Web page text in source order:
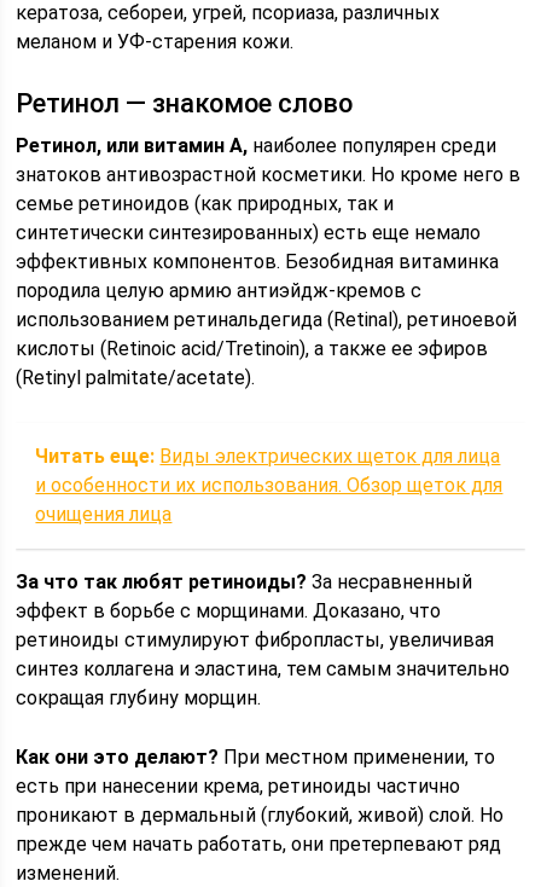
кератоза, себореи, угрей, псориаза, различных
меланом и УФ-старения кожи.
Ретинол — знакомое слово
Ретинол, или витамин А, наиболее популярен среди
знатоков антивозрастной косметики. Но кроме него в
семье ретиноидов (как природных, так и
синтетически синтезированных) есть еще немало
эффективных компонентов. Безобидная витаминка
породила целую армию антиэйдж-кремов с
использованием ретинальдегида (Retinal), ретиноевой
кислоты (Retinoic acid/Tretinoin), а также ее эфиров
(Retinyl palmitate/acetate).
Читать еще: Виды электрических щеток для лица
и особенности их использования. Обзор щеток для
очищения лица
За что так любят ретиноиды? За несравненный
эффект в борьбе с морщинами. Доказано, что
ретиноиды стимулируют фибропласты, увеличивая
синтез коллагена и эластина, тем самым значительно
сокращая глубину морщин.
Как они это делают? При местном применении, то
есть при нанесении крема, ретиноиды частично
проникают в дермальный (глубокий, живой) слой. Но
прежде чем начать работать, они претерпевают ряд
изменений.